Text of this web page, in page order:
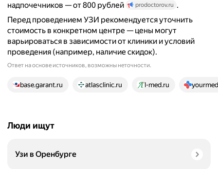
надпочечников — от 800 рублей
prodoctorov.ru .
Перед проведением УЗИ рекомендуется уточнить
стоимость в конкретном центре — цены могут
варьироваться в зависимости от клиники и условий
проведения (например, наличие скидок).
Ответ на основе источников, возможны неточности.
21 источник
base.garant.ru atlasclinic.ru l-med.ru
Люди ищут
Узи в Оренбурге